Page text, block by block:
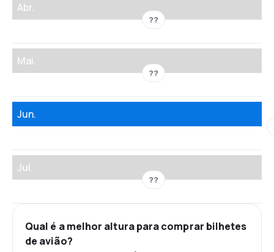
Abr.
??
Mai.
??
Jun.
Jul.
??
Qual é a melhor altura para comprar bilhetes
de avião?